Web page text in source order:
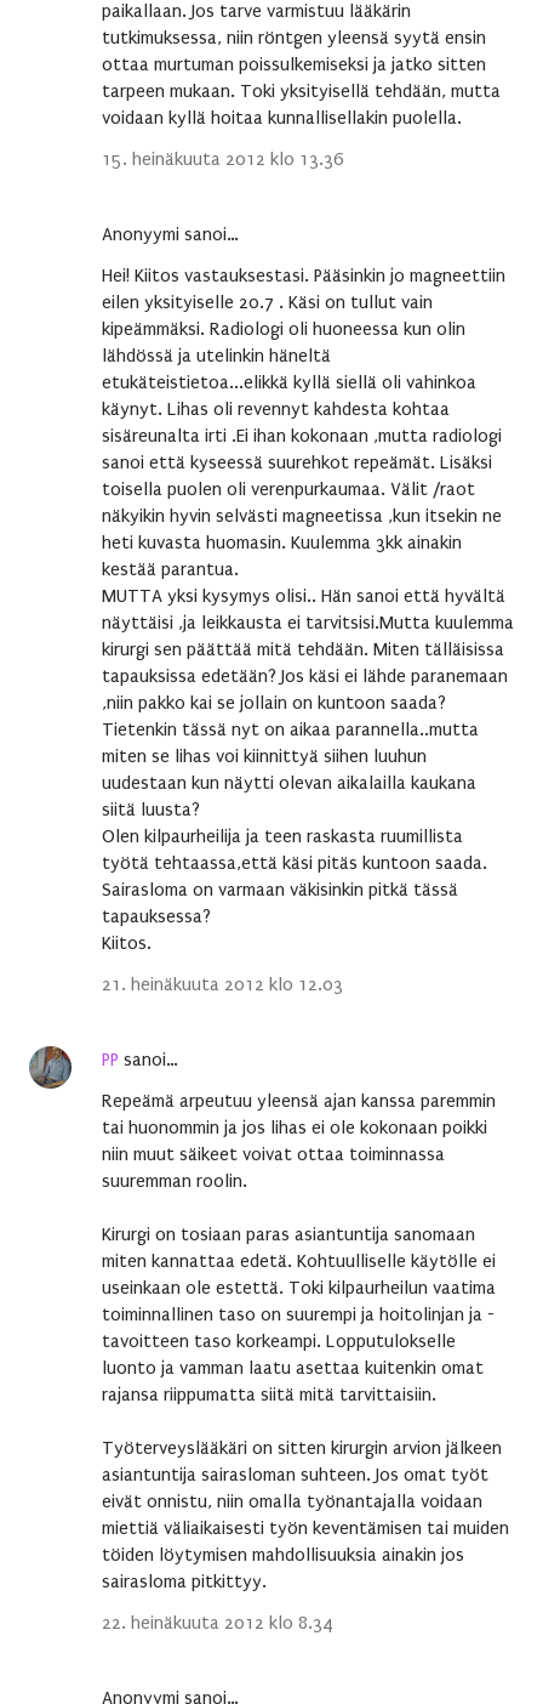
paikallaan. Jos tarve varmistuu lääkärin
tutkimuksessa, niin röntgen yleensä syytä ensin
ottaa murtuman poissulkemiseksi ja jatko sitten
tarpeen mukaan. Toki yksityisellä tehdään, mutta
voidaan kyllä hoitaa kunnallisellakin puolella.
15. heinäkuuta 2012 klo 13.36
Anonyymi sanoi…
Hei! Kiitos vastauksestasi. Pääsinkin jo magneettiin
eilen yksityiselle 20.7 . Käsi on tullut vain
kipeämmäksi. Radiologi oli huoneessa kun olin
lähdössä ja utelinkin häneltä
etukäteistietoa...elikkä kyllä siellä oli vahinkoa
käynyt. Lihas oli revennyt kahdesta kohtaa
sisäreunalta irti .Ei ihan kokonaan ,mutta radiologi
sanoi että kyseessä suurehkot repeämät. Lisäksi
toisella puolen oli verenpurkaumaa. Välit /raot
näkyikin hyvin selvästi magneetissa ,kun itsekin ne
heti kuvasta huomasin. Kuulemma 3kk ainakin
kestää parantua.
MUTTA yksi kysymys olisi.. Hän sanoi että hyvältä
näyttäisi ,ja leikkausta ei tarvitsisi.Mutta kuulemma
kirurgi sen päättää mitä tehdään. Miten tälläisissa
tapauksissa edetään? Jos käsi ei lähde paranemaan
,niin pakko kai se jollain on kuntoon saada?
Tietenkin tässä nyt on aikaa parannella..mutta
miten se lihas voi kiinnittyä siihen luuhun
uudestaan kun näytti olevan aikalailla kaukana
siitä luusta?
Olen kilpaurheilija ja teen raskasta ruumillista
työtä tehtaassa,että käsi pitäs kuntoon saada.
Sairasloma on varmaan väkisinkin pitkä tässä
tapauksessa?
Kiitos.
21. heinäkuuta 2012 klo 12.03
PP sanoi…
Repeämä arpeutuu yleensä ajan kanssa paremmin
tai huonommin ja jos lihas ei ole kokonaan poikki
niin muut säikeet voivat ottaa toiminnassa
suuremman roolin.
Kirurgi on tosiaan paras asiantuntija sanomaan
miten kannattaa edetä. Kohtuulliselle käytölle ei
useinkaan ole estettä. Toki kilpaurheilun vaatima
toiminnallinen taso on suurempi ja hoitolinjan ja -
tavoitteen taso korkeampi. Lopputulokselle
luonto ja vamman laatu asettaa kuitenkin omat
rajansa riippumatta siitä mitä tarvittaisiin.
Työterveyslääkäri on sitten kirurgin arvion jälkeen
asiantuntija sairasloman suhteen. Jos omat työt
eivät onnistu, niin omalla työnantajalla voidaan
miettiä väliaikaisesti työn keventämisen tai muiden
töiden löytymisen mahdollisuuksia ainakin jos
sairasloma pitkittyy.
22. heinäkuuta 2012 klo 8.34
Anonyymi sanoi…